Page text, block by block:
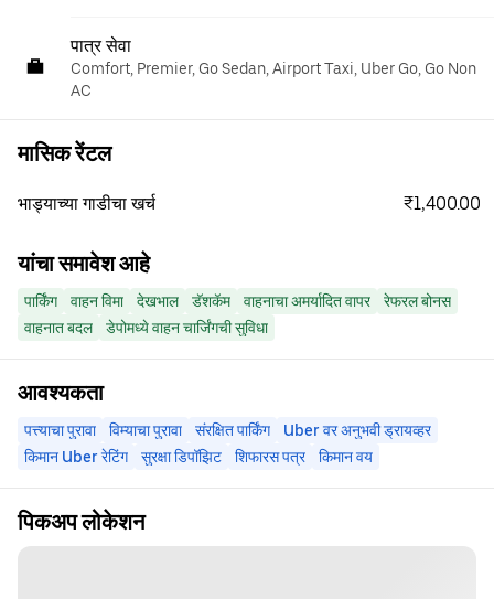
पात्र सेवा
Comfort, Premier, Go Sedan, Airport Taxi, Uber Go, Go Non
AC
मासिक रेंटल
भाड्याच्या गाडीचा खर्च ₹1,400.00
यांचा समावेश आहे
पार्किंग वाहन विमा देखभाल डॅशकॅम वाहनाचा अमर्यादित वापर
रेफरल बोनस
वाहनात बदल
डेपोमध्ये वाहन चार्जिंगची सुविधा
आवश्यकता
पत्त्याचा पुरावा विम्याचा पुरावा संरक्षित पार्किंग
Uber वर अनुभवी ड्रायव्हर
किमान Uber रेटिंग
सुरक्षा डिपॉझिट शिफारस पत्र किमान वय
पिकअप लोकेशन